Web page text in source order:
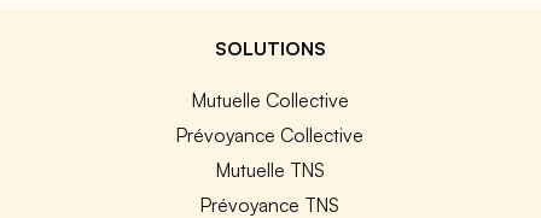
SOLUTIONS
Mutuelle Collective
Prévoyance Collective
Mutuelle TNS
Prévoyance TNS